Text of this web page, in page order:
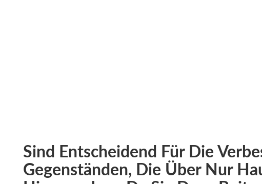
Sind Entscheidend Für Die
Gegenständen, Die Über Nur